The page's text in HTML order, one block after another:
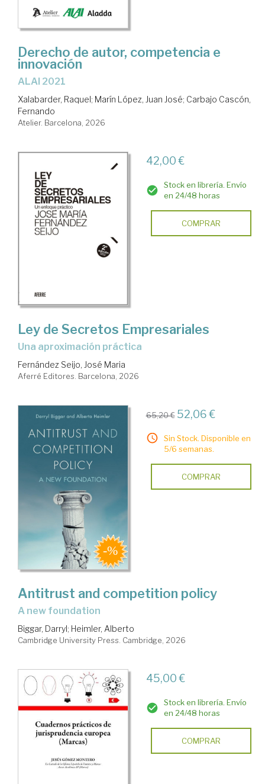
Derecho de autor, competencia e
innovación
ALAI 2021
Xalabarder, Raquel; Marín López, Juan José; Carbajo Cascón,
Fernando
Atelier. Barcelona, 2026
42,00 €
Stock en librería. Envío
en 24/48 horas
COMPRAR
Ley de Secretos Empresariales
Una aproximación práctica
Fernández Seijo, José Maria
Aferré Editores. Barcelona, 2026
65,20 € 52,06 €
Sin Stock. Disponible en
5/6 semanas.
COMPRAR
Antitrust and competition policy
a new foundation
Biggar, Darryl ; Heimler, Alberto
Cambridge University Press. Cambridge, 2026
45,00 €
Stock en librería. Envío
en 24/48 horas
COMPRAR